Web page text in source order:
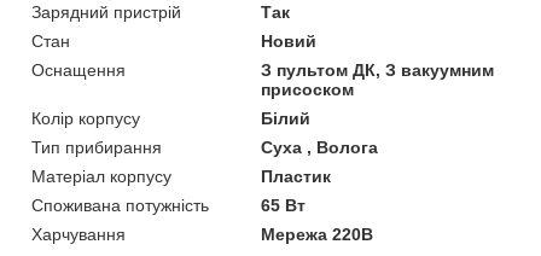
Зарядний пристрій
Так
Стан
Новий
Оснащення
З пультом ДК, З вакуумним
присоском
Колір корпусу
Білий
Тип прибирання
Суха , Волога
Матеріал корпусу
Пластик
Споживана потужність
65 Вт
Харчування
Мережа 220В